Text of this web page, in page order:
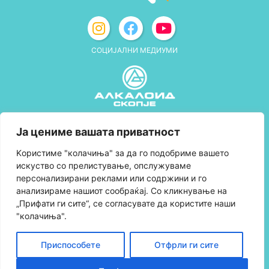
Ја цениме вашата приватност
Kористиме "колачиња" за да го подобриме вашето
искуство со прелистување, опслужуваме
персонализирани реклами или содржини и го
анализираме нашиот сообраќај. Со кликнување на
„Прифати ги сите“, се согласувате да користите наши
"колачиња".
Приспособете Отфрли ги сите
СОЦИЈАЛНИ МЕДИУМИ
Правила и услови за користење
Политика за колачиња
Правила за учество во програмата за
лојалност и политика за собирање поени
Контактирајте нè